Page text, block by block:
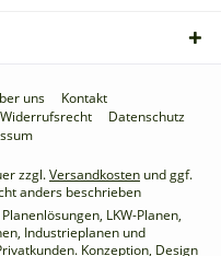
uns
Kontakt
Widerrufsrecht
Datenschutz
zzgl.Versandkosten und ggf.
anders beschrieben
LKW-Planen,
Industrieplanen und
Konzeption, Design